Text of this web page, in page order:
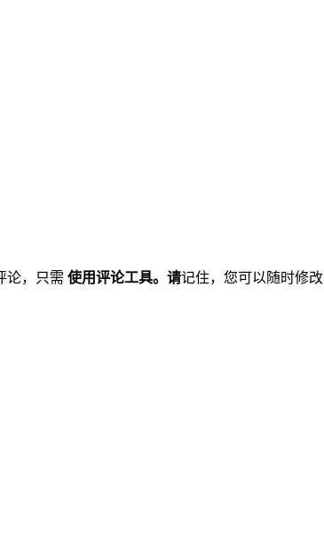
论，只需 使用评论工具。请记住，您可以随时修